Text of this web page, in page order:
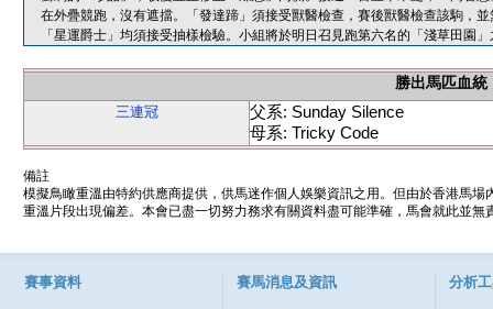
在外疊競跑，沒有遮擋。「發達蹄」須接受獸醫檢查，賽後獸醫檢查該駒，
「星運爵士」均須接受抽樣檢驗。小組將於明日召見跑第六名的「淺草田園
勝出馬匹血統
三連冠
父系: Sunday Silence
母系: Tricky Code
備註
模擬鳥瞰重溫由特約供應商提供，供馬迷作個人娛樂資訊之用。但由於香港馬
重溫片段出現偏差。本會已盡一切努力務求有關資料盡可能準確，馬會就此並
賽事資料 賽馬消息及資訊 分析